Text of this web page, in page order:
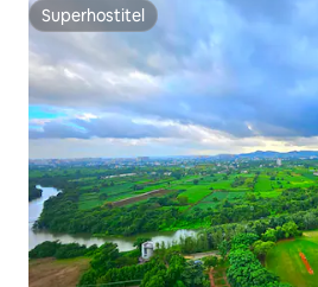
Superhostitel
Superhostitel